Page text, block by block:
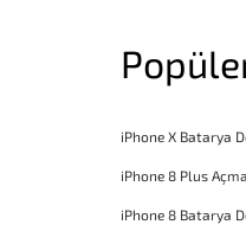
iPhone X Batarya
iPhone 8 Plus
iPhone 8 Batarya